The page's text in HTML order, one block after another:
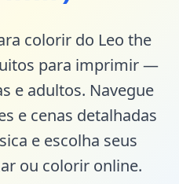
colorir do Leo the
para imprimir —
e adultos. Navegue
e cenas detalhadas
e escolha seus
ou colorir online.